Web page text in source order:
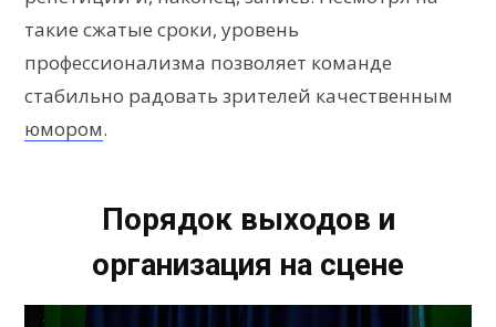
такие сжатые сроки, уровень
профессионализма позволяет команде
стабильно радовать зрителей качественным
юмором.
Порядок выходов и
организация на сцене